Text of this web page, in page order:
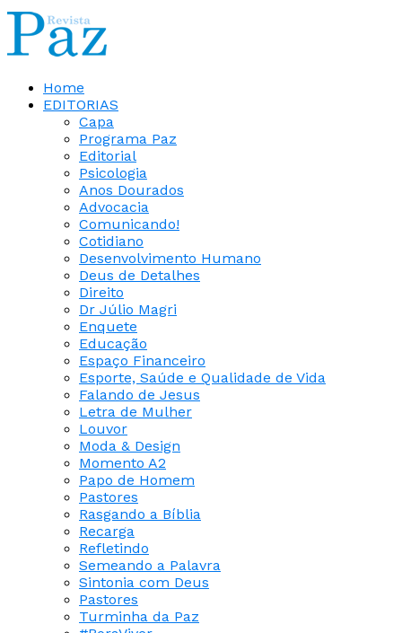
Home
EDITORIAS
Capa
Programa Paz
Editorial
Psicologia
Anos Dourados
Advocacia
Comunicando!
Cotidiano
Desenvolvimento Humano
Deus de Detalhes
Direito
Dr Júlio Magri
Enquete
Educação
Espaço Financeiro
Esporte, Saúde e Qualidade de Vida
Falando de Jesus
Letra de Mulher
Louvor
Moda & Design
Momento A2
Papo de Homem
Pastores
Rasgando a Bíblia
Recarga
Refletindo
Semeando a Palavra
Sintonia com Deus
Pastores
Turminha da Paz